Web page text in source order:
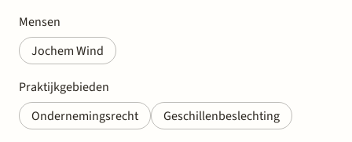
Mensen
Jochem Wind
Praktijkgebieden
Ondernemingsrecht
Geschillenbeslechting